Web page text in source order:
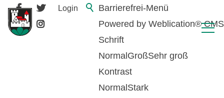
Barrierefrei-Menü
Powered by Weblication® CMS
Schrift
Normal GroßSehr groß
Kontrast
Normal Stark
Login